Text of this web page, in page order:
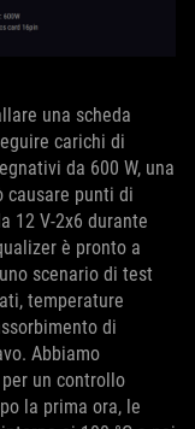
una scheda
carichi di
da 600 W, una
causare punti di
12 V-2x6 durante
è pronto a
scenario di test
temperature
di
Abbiamo
un controllo
la prima ora, le